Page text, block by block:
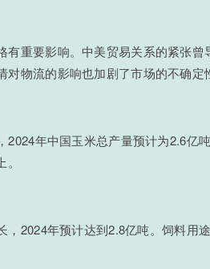
有重要影响。中美贸易关系的紧张
物流的影响也加剧了市场的不确定
2024年中国玉米总产量预计为2.6亿
，2024年预计达到2.8亿吨。饲料用